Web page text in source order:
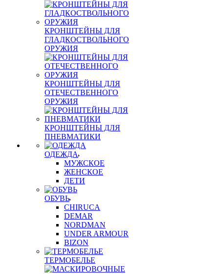
КРОНШТЕЙНЫ ДЛЯ
ГЛАДКОСТВОЛЬНОГО
ОРУЖИЯ
КРОНШТЕЙНЫ ДЛЯ
ОТЕЧЕСТВЕННОГО
ОРУЖИЯ
КРОНШТЕЙНЫ ДЛЯ
ПНЕВМАТИКИ
ОДЕЖДА
МУЖСКОЕ
ЖЕНСКОЕ
ДЕТИ
ОБУВЬ
CHIRUCA
DEMAR
NORDMAN
UNDER ARMOUR
BIZON
ТЕРМОБЕЛЬЕ